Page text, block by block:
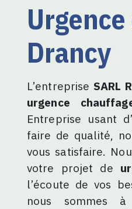
urgence chauffage à
Drancy
L’entreprise SARL
urgence
Entreprise usant
faire de qualité,
vous satisfaire.
votre projet de
l’écoute de vos
nous sommes